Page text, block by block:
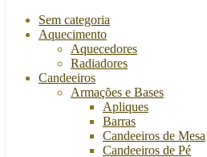
Sem categoria
Aquecimento
Aquecedores
Radiadores
Candeeiros
Armações e Bases
Apliques
Barras
Candeeiros de Mesa
Candeeiros de Pé